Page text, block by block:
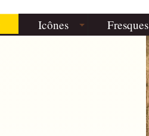
Icônes Fresques